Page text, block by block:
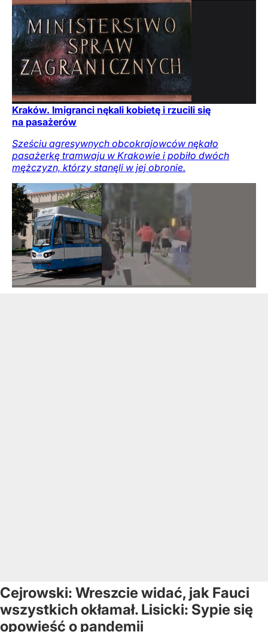
Kraków. Imigranci nękali kobietę i rzucili się
na pasażerów
Sześciu agresywnych obcokrajowców nękało
pasażerkę tramwaju w Krakowie i pobiło dwóch
mężczyzn, którzy stanęli w jej obronie.
Cejrowski: Wreszcie widać, jak Fauci
wszystkich okłamał. Lisicki: Sypie się
opowieść o pandemii